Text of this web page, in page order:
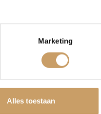
Marketing
Alles toestaan